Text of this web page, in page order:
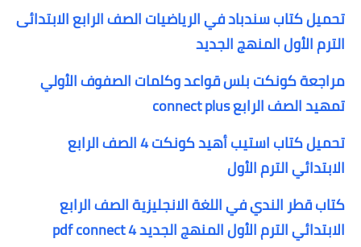
تحميل كتاب سندباد في الرياضيات الصف الرابع الابتدائى
الترم الأول المنهج الجديد
مراجعة كونكت بلس قواعد وكلمات الصفوف الأولي
تمهيد الصف الرابع connect plus
تحميل كتاب استيب أهيد كونكت 4 الصف الرابع
الابتدائي الترم الأول
كتاب قطر الندي في اللغة الانجليزية الصف الرابع
الابتدائي الترم الأول المنهج الجديد pdf connect 4